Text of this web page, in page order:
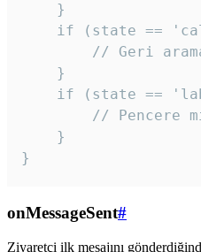
    }
if (state ==
// Geri
    }
if (state ==
// Pencere
    }
}
onMessageSent#
Ziyaretçi ilk mesajını